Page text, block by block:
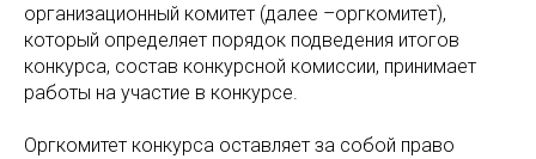
организационный комитет (далее –оргкомитет),
который определяет порядок подведения итогов
конкурса, состав конкурсной комиссии, принимает
работы на участие в конкурсе.
Оргкомитет конкурса оставляет за собой право